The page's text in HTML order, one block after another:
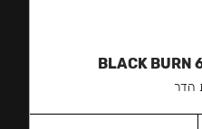
BLACK BURN
הדר